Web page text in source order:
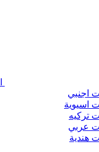
اجنبي
اسيوية
تركيه
عربي
هندية